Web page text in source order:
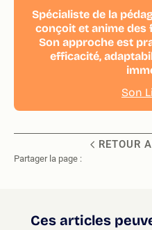
Spécialiste de la
conçoit et anime
Son approche est
efficacité,
Son
RETOUR
Partager la page :
Ces articles